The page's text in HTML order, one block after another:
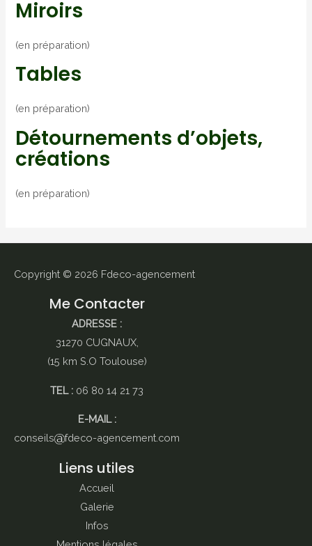
Miroirs
(en préparation)
Tables
(en préparation)
Détournements d’objets,
créations
(en préparation)
Copyright © 2026 Fdeco-agencement
Me Contacter
ADRESSE :
31270 CUGNAUX,
(15 km S.O Toulouse)
TEL : 06 80 14 21 73
E-MAIL :
conseils
fdeco-agencement.com
Liens utiles
Accueil
Galerie
Infos